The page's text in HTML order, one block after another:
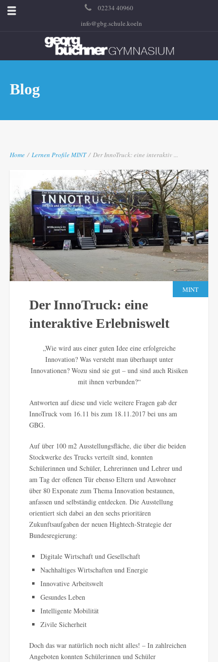
02234 40960
info@gbg.schule.koeln
Blog
Home / Lernen ProfileMINT / Der InnoTruck: eine interaktiv ...
MINT
Der InnoTruck: eine
interaktive Erlebniswelt
„Wie wird aus einer guten Idee eine erfolgreiche
Innovation? Was versteht man überhaupt unter
Innovationen? Wozu sind sie gut – und sind auch Risiken
mit ihnen verbunden?“
Antworten auf diese und viele weitere Fragen gab der
InnoTruck vom 16.11 bis zum 18.11.2017 bei uns am
GBG.
Auf über 100 m2 Ausstellungsfläche, die über die beiden
Stockwerke des Trucks verteilt sind, konnten
Schülerinnen und Schüler, Lehrerinnen und Lehrer und
am Tag der offenen Tür ebenso Eltern und Anwohner
über 80 Exponate zum Thema Innovation bestaunen,
anfassen und selbständig entdecken. Die Ausstellung
orientiert sich dabei an den sechs prioritären
Zukunftsaufgaben der neuen Hightech-Strategie der
Bundesregierung:
Digitale Wirtschaft und Gesellschaft
Nachhaltiges Wirtschaften und Energie
Innovative Arbeitswelt
Gesundes Leben
Intelligente Mobilität
Zivile Sicherheit
Doch das war natürlich noch nicht alles! – In zahlreichen
Angeboten konnten Schülerinnen und Schüler